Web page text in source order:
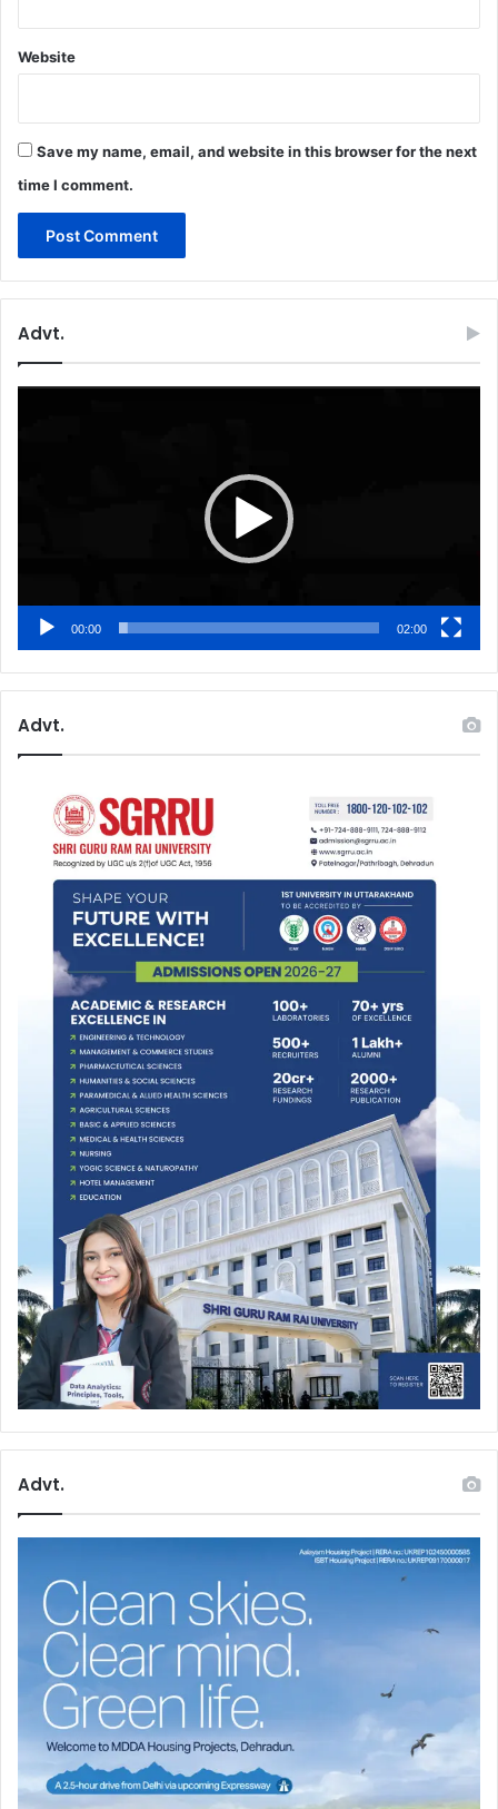
Website
Save my name, email, and website in this browser for the next
time I comment.
Advt.
00:00 02:00
Advt.
Advt.